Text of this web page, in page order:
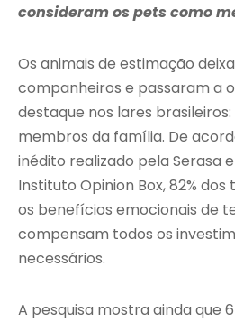
consideram os pets como
Os animais de estimação
companheiros e passaram a
destaque nos lares
membros da família. De
inédito realizado pela Serasa
Instituto Opinion Box, 82%
os benefícios emocionais de
compensam todos os
necessários.
A pesquisa mostra ainda que